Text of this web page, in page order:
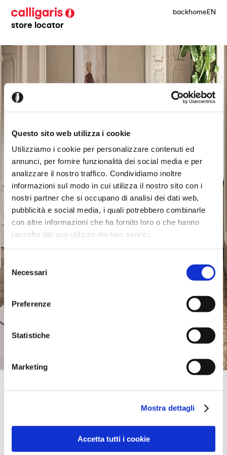
Questo sito web utilizza i cookie
Utilizziamo i cookie per personalizzare contenuti ed
annunci, per fornire funzionalità dei social media e per
analizzare il nostro traffico. Condividiamo inoltre
informazioni sul modo in cui utilizza il nostro sito con i
nostri partner che si occupano di analisi dei dati web,
pubblicità e social media, i quali potrebbero combinarle
con altre informazioni che ha fornito loro o che hanno
raccolto dal suo utilizzo dei loro servizi.
del
consenso
Necessari
Preferenze
Statistiche
Marketing
Mostra dettagli
Accetta tutti i cookie
store locator
backhomeEN
UNIT 2/27 DOGGETT STREET,
+61(07) 3854 1688
brisbane@designinitial.com.au